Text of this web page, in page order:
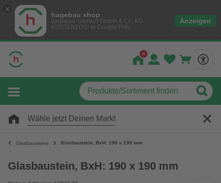
hagebau shop
hagebau connect GmbH & Co. KG
KOSTENLOS- In Google Play
Anzeigen
Wähle jetzt Deinen Markt
Glasbausteine Glasbaustein, BxH: 190 x 190 mm
Glasbaustein, BxH: 190 x 190 mm